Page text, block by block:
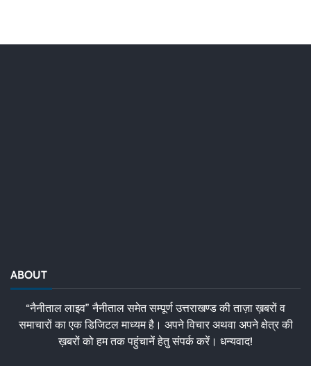
ABOUT
“नैनीताल लाइव” नैनीताल समेत सम्पूर्ण उत्तराखण्ड की ताज़ा ख़बरों व
समाचारों का एक डिजिटल माध्यम है। अपने विचार अथवा अपने क्षेत्र की
ख़बरों को हम तक पहुंचानें हेतु संपर्क करें। धन्यवाद!